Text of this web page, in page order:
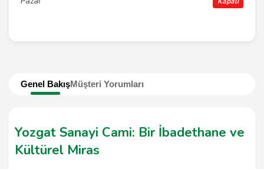
Genel BakışMüşteri Yorumları
Yozgat Sanayi Cami: Bir İbadethane ve
Kültürel Miras